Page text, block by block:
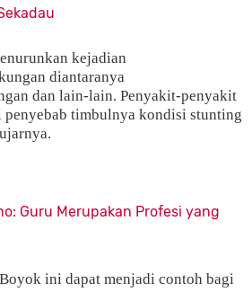
kejadian
diantaranya
dan lain-lain. Penyakit-penyakit
penyebab timbulnya kondisi stunting
Guru Merupakan Profesi yang
ini dapat menjadi contoh bagi